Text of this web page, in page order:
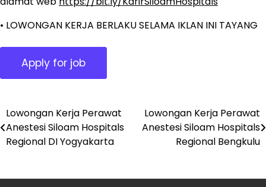
• LOWONGAN KERJA BERLAKU SELAMA IKLAN INI TAYANG
Post
navigation
Lowongan Kerja Perawat
Anestesi Siloam Hospitals
Regional DI Yogyakarta
Lowongan Kerja Perawat
Anestesi Siloam Hospitals
Regional Bengkulu